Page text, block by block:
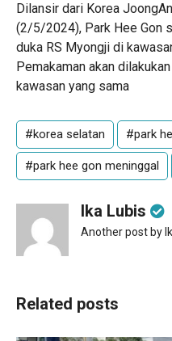
Dilansir dari Korea
(2/5/2024), Park Hee Gon
duka RS Myongji di
Pemakaman akan
kawasan yang sama
#korea selatan #park
#park hee gon meninggal
Ika Lubis
Another post by
Related posts